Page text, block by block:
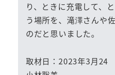
り、ときに充電して、
う場所を、滝澤さんや
のだと思いました。
取材日：2023年3月24